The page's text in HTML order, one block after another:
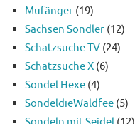
Mufänger (19)
Sachsen Sondler (12)
Schatzsuche TV (24)
Schatzsuche X (6)
Sondel Hexe (4)
SondeldieWaldfee (5)